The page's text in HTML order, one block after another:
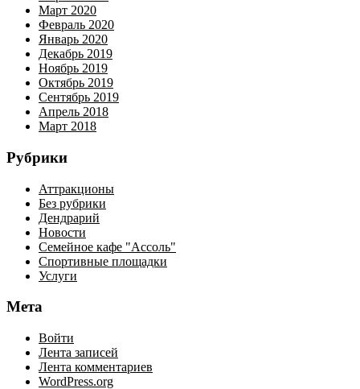
Март 2020
Февраль 2020
Январь 2020
Декабрь 2019
Ноябрь 2019
Октябрь 2019
Сентябрь 2019
Апрель 2018
Март 2018
Рубрики
Аттракционы
Без рубрики
Дендрарий
Новости
Семейное кафе "Ассоль"
Спортивные площадки
Услуги
Мета
Войти
Лента записей
Лента комментариев
WordPress.org